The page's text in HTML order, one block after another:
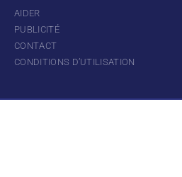
AIDER
PUBLICITÉ
CONTACT
CONDITIONS D’UTILISATION